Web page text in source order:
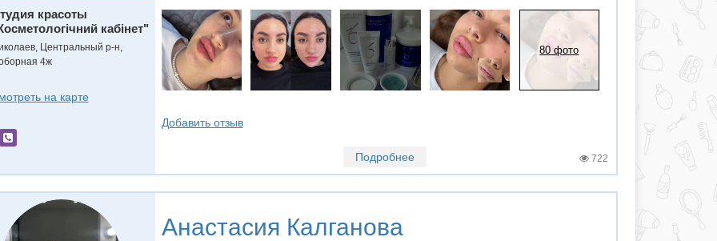
красоты
кабінет"
Центральный р-н,
4ж
на карте
80 фото
Добавить отзыв
Подробнее 722
Анастасия Калганова